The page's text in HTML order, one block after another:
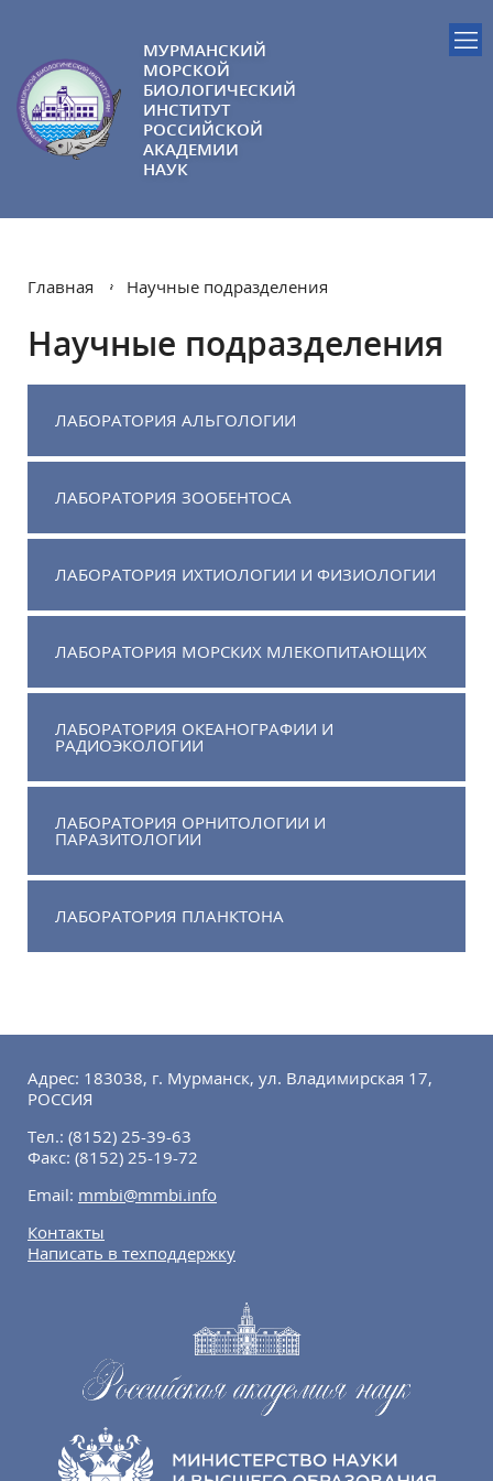
МУРМАНСКИЙ
МОРСКОЙ
БИОЛОГИЧЕСКИЙ
ИНСТИТУТ
РОССИЙСКОЙ
АКАДЕМИИ
НАУК
Главная Научные подразделения
Научные подразделения
ЛАБОРАТОРИЯ АЛЬГОЛОГИИ
ЛАБОРАТОРИЯ ЗООБЕНТОСА
ЛАБОРАТОРИЯ ИХТИОЛОГИИ И ФИЗИОЛОГИИ
ЛАБОРАТОРИЯ МОРСКИХ МЛЕКОПИТАЮЩИХ
ЛАБОРАТОРИЯ ОКЕАНОГРАФИИ И
РАДИОЭКОЛОГИИ
ЛАБОРАТОРИЯ ОРНИТОЛОГИИ И
ПАРАЗИТОЛОГИИ
ЛАБОРАТОРИЯ ПЛАНКТОНА
Адрес: 183038, г. Мурманск, ул. Владимирская 17,
РОССИЯ
Тел.: (8152) 25-39-63
Факс: (8152) 25-19-72
Email: mmbi@mmbi.info
Контакты
Написать в техподдержку